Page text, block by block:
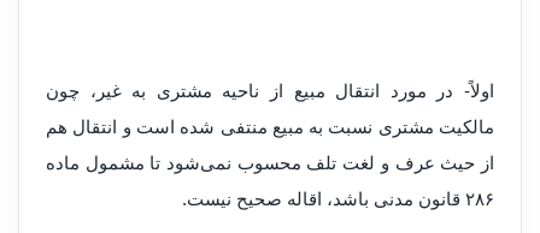
اولاً- در مورد انتقال مبیع از ناحیه مشتری به غیر، چون
مالکیت مشتری نسبت به مبیع منتفی شده است و انتقال هم
از حیث عرف و لغت تلف محسوب نمی‌شود تا مشمول ماده
۲۸۶ قانون مدنی باشد، اقاله صحیح نیست.